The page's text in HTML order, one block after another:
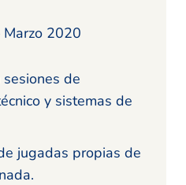
2020
de
y sistemas de
jugadas propias de